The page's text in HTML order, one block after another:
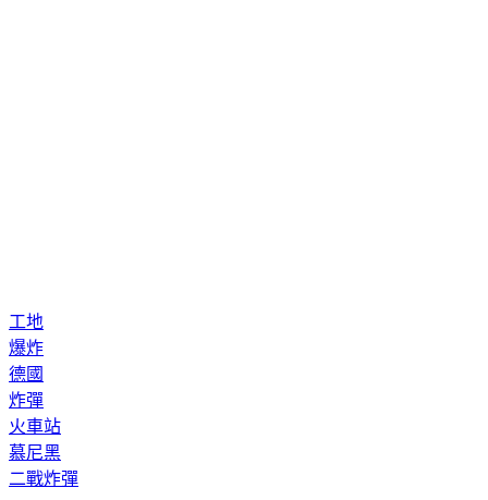
工地
爆炸
德國
炸彈
火車站
慕尼黑
二戰炸彈